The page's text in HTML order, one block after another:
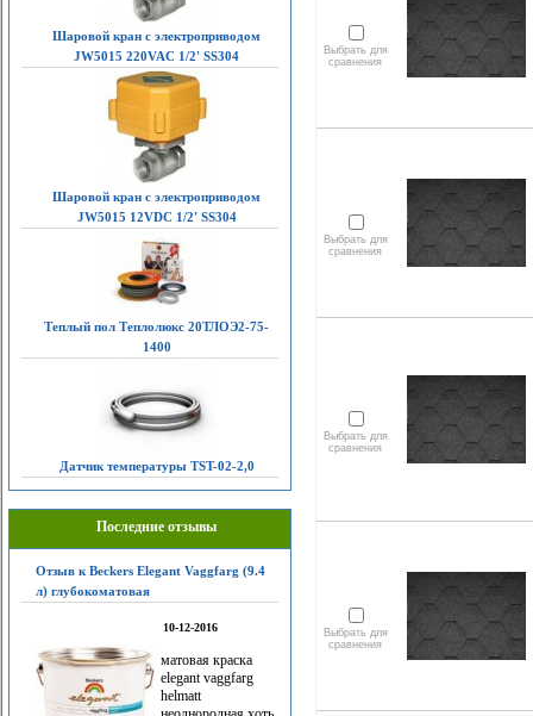
Шаровой кран с электроприводом
JW5015 220VAC 1/2' SS304
Шаровой кран с электроприводом
JW5015 12VDC 1/2' SS304
Теплый пол Теплолюкс 20ТЛОЭ2-75-
1400
Датчик температуры TST-02-2,0
Последние отзывы
Отзыв к Beckers Elegant Vaggfarg (9.4
л) глубокоматовая
10-12-2016
матовая краска
elegant vaggfarg
helmatt
Выбрать для
сравнения
Выбрать для
сравнения
Выбрать для
сравнения
Выбрать для
сравнения